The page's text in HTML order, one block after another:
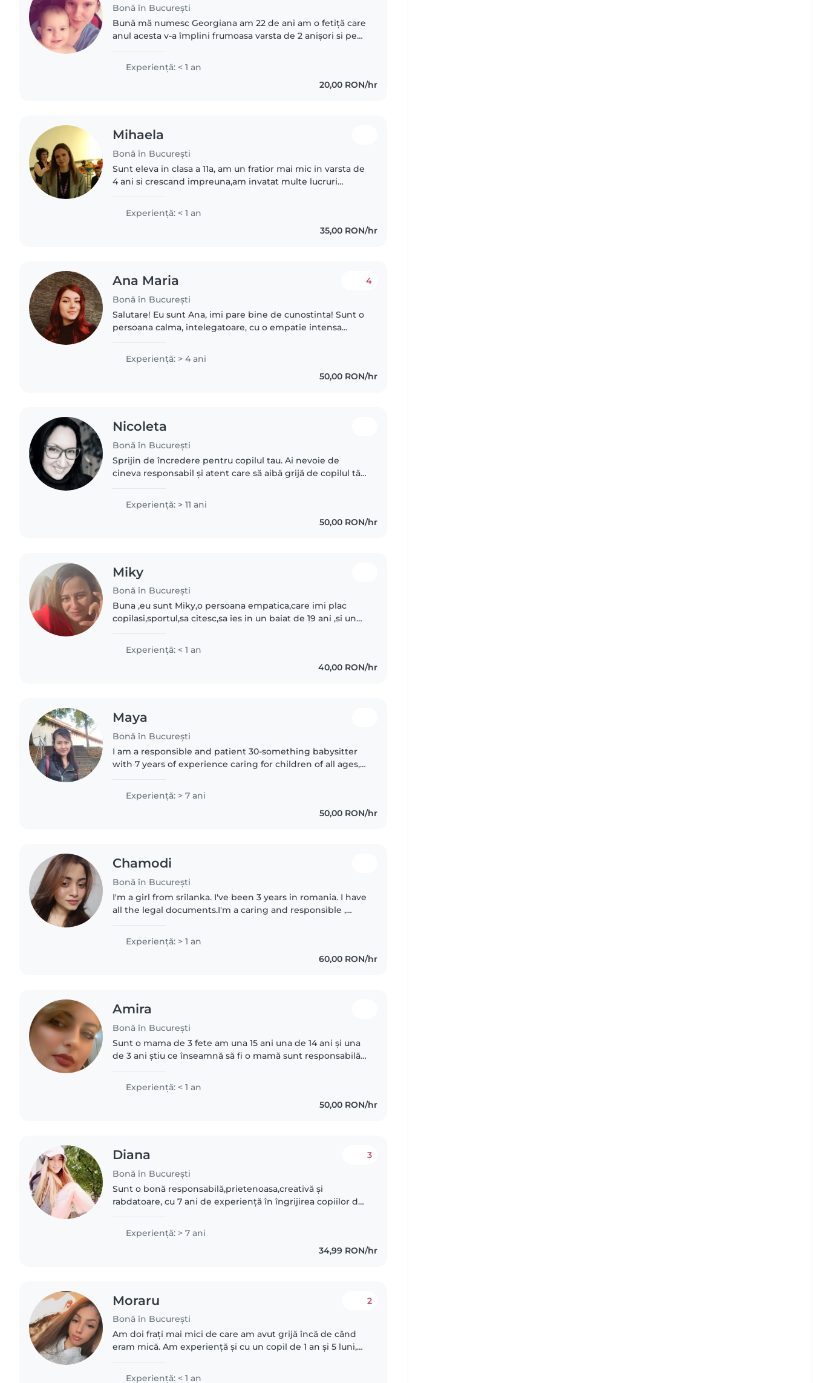
Bonă în București
Bună mă numesc Georgiana am 22 de ani am o fetiță care
anul acesta v-a împlini frumoasa varsta de 2 anișori si pe
pentru copii..
Experienţă: < 1 an
20,00 RON/hr
Mihaela
Bonă în București
Sunt eleva in clasa a 11a, am un fratior mai mic in varsta de
4 ani si crescand impreuna,am invatat multe lucruri
Experienţă: < 1 an
35,00 RON/hr
Ana Maria
Bonă în București
4
Salutare! Eu sunt Ana, imi pare bine de cunostinta! Sunt o
persoana calma, intelegatoare, cu o empatie intensa
provincie, un..
Experienţă: > 4 ani
50,00 RON/hr
Nicoleta
Bonă în București
Sprijin de încredere pentru copilul tau. Ai nevoie de
cineva responsabil și atent care să aibă grijă de copilul tău
Experienţă: > 11 ani
50,00 RON/hr
Miky
Bonă în București
Buna ,eu sunt Miky,o persoana empatica,care imi plac
copilasi,sportul,sa citesc,sa ies in un baiat de 19 ani ,si un
suplimenteze..
Experienţă: < 1 an
40,00 RON/hr
Maya
Bonă în București
I am a responsible and patient 30-something babysitter
with 7 years of experience caring for children of all ages,
kids through..
Experienţă: > 7 ani
50,00 RON/hr
Chamodi
Bonă în București
I'm a girl from srilanka. I've been 3 years in romania. I have
all the legal documents.I'm a caring and responsible ,
to provide..
Experienţă: > 1 an
60,00 RON/hr
Amira
Bonă în București
Sunt o mama de 3 fete am una 15 ani una de 14 ani și una
de 3 ani știu ce înseamnă să fi o mamă sunt responsabilă
de mine..
Experienţă: < 1 an
50,00 RON/hr
Diana
Bonă în București
3
Sunt o bonă responsabilă,prietenoasa,creativă și
rabdatoare, cu 7 ani de experiență în îngrijirea copiilor de
Experienţă: > 7 ani
34,99 RON/hr
Moraru
Bonă în București
2
Am doi frați mai mici de care am avut grijă încă de când
eram mică. Am experiență și cu un copil de 1 an și 5 luni,
un an. Îmi..
Experienţă: < 1 an